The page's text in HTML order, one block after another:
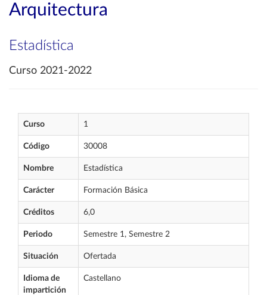
Arquitectura
Estadística
Curso 2021-2022
Curso 1
Código 30008
Nombre Estadística
Carácter Formación Básica
Créditos 6,0
Periodo Semestre 1, Semestre 2
Situación Ofertada
Idioma de
impartición
Castellano